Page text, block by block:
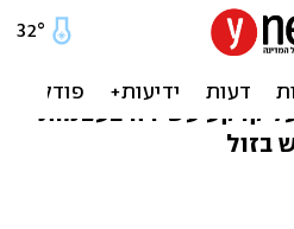
הרי געש וג'ונגלים, לצד
קרקע עשירה בעצמות
בזול